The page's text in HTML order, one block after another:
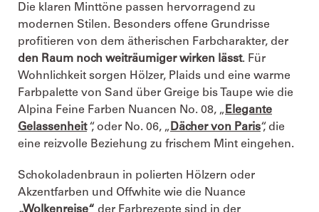
Die klaren Minttöne passen hervorragend zu
modernen Stilen. Besonders offene Grundrisse
profitieren von dem ätherischen Farbcharakter, der
den Raum noch weiträumiger wirken lässt. Für
Wohnlichkeit sorgen Hölzer, Plaids und eine warme
Farbpalette von Sand über Greige bis Taupe wie die
Alpina Feine Farben Nuancen No. 08, „ Elegante
Gelassenheit“, oder No. 06, „ Dächer von Paris“, die
eine reizvolle Beziehung zu frischem Mint eingehen.
Schokoladenbraun in polierten Hölzern oder
Akzentfarben und Offwhite wie die Nuance